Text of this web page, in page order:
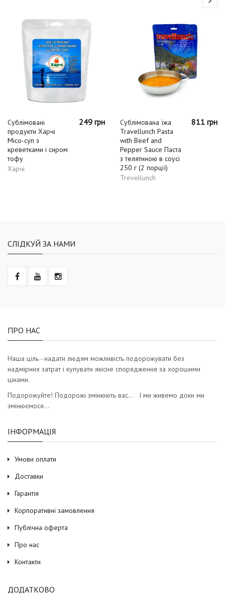
Сублімовані
продукти Харчі
Місо-суп з
креветками і сиром
тофу
Харчі
249 грн
Сублімована їжа
Travellunch Pasta
with Beef and
Pepper Sauce Паста
з телятиною в соусі
250 г (2 порції)
Trevellunch
811 грн
СЛІДКУЙ ЗА НАМИ
ПРО НАС
Наша ціль - надати людям можливість подорожувати без
надмірних затрат і купувати якісне спорядження за хорошими
цінами.
Подорожуйте! Подорожі змінюють вас… І ми живемо доки ми
змінюємося…
ІНФОРМАЦІЯ
Умови оплати
Доставки
Гарантія
Корпоративні замовлення
Публічна оферта
Про нас
Контакти
ДОДАТКОВО